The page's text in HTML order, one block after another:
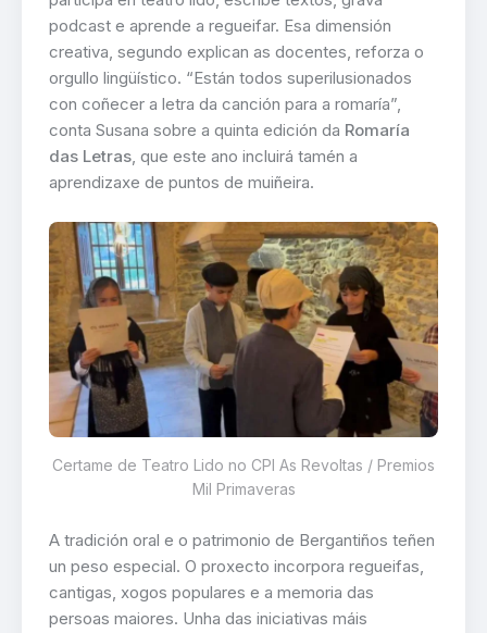
podcast e aprende a regueifar. Esa dimensión
creativa, segundo explican as docentes, reforza o
orgullo lingüístico. “Están todos superilusionados
con coñecer a letra da canción para a romaría”,
conta Susana sobre a quinta edición da Romaría
das Letras, que este ano incluirá tamén a
aprendizaxe de puntos de muiñeira.
Certame de Teatro Lido no CPI As Revoltas / Premios
Mil Primaveras
A tradición oral e o patrimonio de Bergantiños teñen
un peso especial. O proxecto incorpora regueifas,
cantigas, xogos populares e a memoria das
persoas maiores. Unha das iniciativas máis